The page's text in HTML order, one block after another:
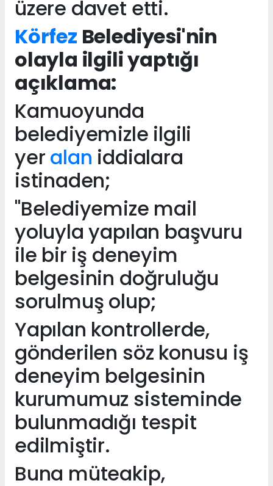
üzere davet etti.
Körfez Belediyesi'nin
olayla ilgili yaptığı
açıklama:
Kamuoyunda
belediyemizle ilgili
yer alan iddialara
istinaden;
"Belediyemize mail
yoluyla yapılan başvuru
ile bir iş deneyim
belgesinin doğruluğu
sorulmuş olup;
Yapılan kontrollerde,
gönderilen söz konusu iş
deneyim belgesinin
kurumumuz sisteminde
bulunmadığı tespit
edilmiştir.
Buna müteakip,